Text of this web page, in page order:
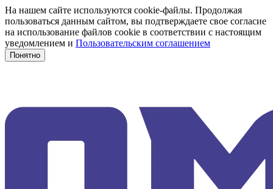
На нашем сайте используются cookie-файлы. Продолжая
пользоваться данным сайтом, вы подтверждаете свое согласие
на использование файлов cookie в соответствии с настоящим
уведомлением и Пользовательским соглашением
Понятно